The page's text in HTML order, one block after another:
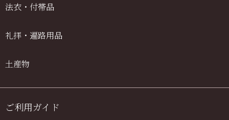
法衣・付帯品
礼拝・遍路用品
土産物
ご利用ガイド